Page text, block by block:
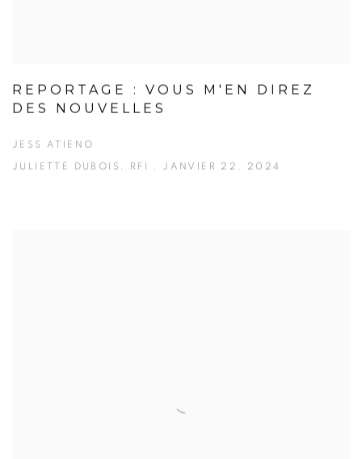
REPORTAGE : VOUS M'EN DIREZ
DES NOUVELLES
JESS ATIENO
JULIETTE DUBOIS, RFI , JANVIER 22, 2024